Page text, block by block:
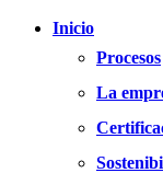
Inicio
Procesos
La